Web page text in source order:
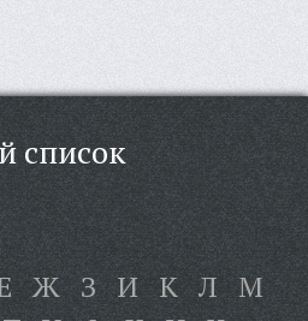
список
Ж З И К Л М